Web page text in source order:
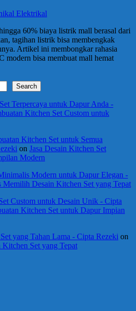
Elektrikal
60% biaya listrik mall berasal dari
tagihan listrik bisa membengkak
Artikel ini membongkar rahasia
modern bisa membuat mall hemat
Search
Terpercaya untuk Dapur Anda -
Kitchen Set Custom untuk
Kitchen Set untuk Semua
on Jasa Desain Kitchen Set
Modern
Modern untuk Dapur Elegan -
Memilih Desain Kitchen Set yang Tepat
Custom untuk Desain Unik - Cipta
Kitchen Set untuk Dapur Impian
yang Tahan Lama - Cipta Rezeki on
Set yang Tepat